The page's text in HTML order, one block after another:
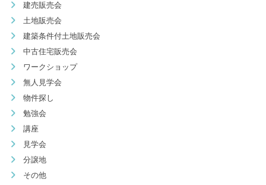
建売販売会
土地販売会
建築条件付土地販売会
中古住宅販売会
ワークショップ
無人見学会
物件探し
勉強会
講座
見学会
分譲地
その他